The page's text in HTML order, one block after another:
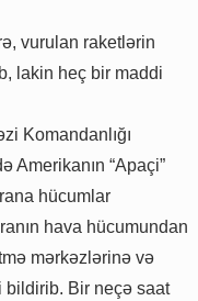
vurulan raketlərin
lakin heç bir maddi
Komandanlığı
Amerikanın “Apaçi”
hücumlar
hava hücumundan
mərkəzlərinə və
bildirib. Bir neçə saat